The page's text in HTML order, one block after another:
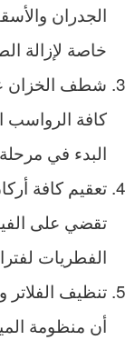
الجدران
خاصة لإزالة
شطف الخزان
كافة الرواسب
البدء في مرحلة
تعقيم كافة
تقضي على
الفطريات
تنظيف
أن منظومة